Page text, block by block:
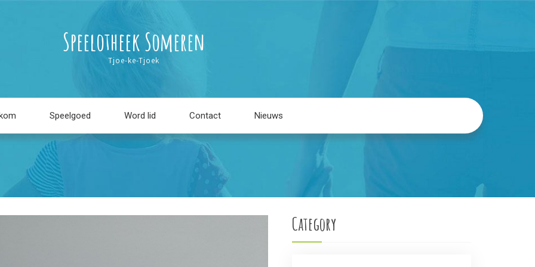
Speelotheek Someren
Tjoe-ke-Tjoek
Speelgoed Word lid Contact Nieuws
Category